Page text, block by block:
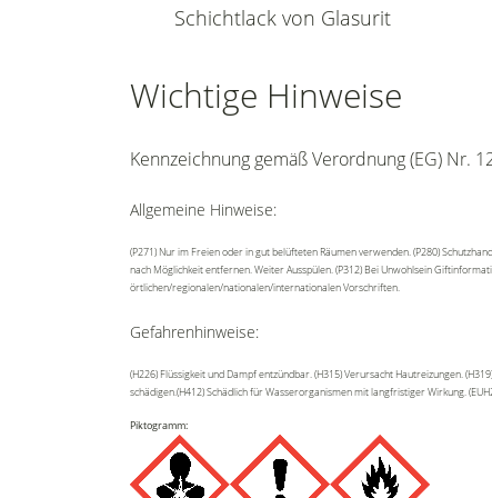
Schichtlack von Glasurit
Wichtige Hinweise
Kennzeichnung gemäß Verordnung (EG) Nr.
Allgemeine Hinweise:
(P271) Nur im Freien oder in gut belüfteten Räumen verwenden. (P280)
nach Möglichkeit entfernen. Weiter Ausspülen. (P312) Bei Unwohlsein
örtlichen/regionalen/nationalen/internationalen Vorschriften.
Gefahrenhinweise:
(H226) Flüssigkeit und Dampf entzündbar. (H315) Verursacht Hautreizungen.
schädigen.(H412) Schädlich für Wasserorganismen mit langfristiger Wirkung.
Piktogramm: